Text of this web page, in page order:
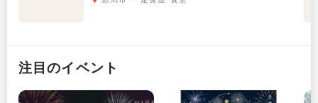
注目のイベント